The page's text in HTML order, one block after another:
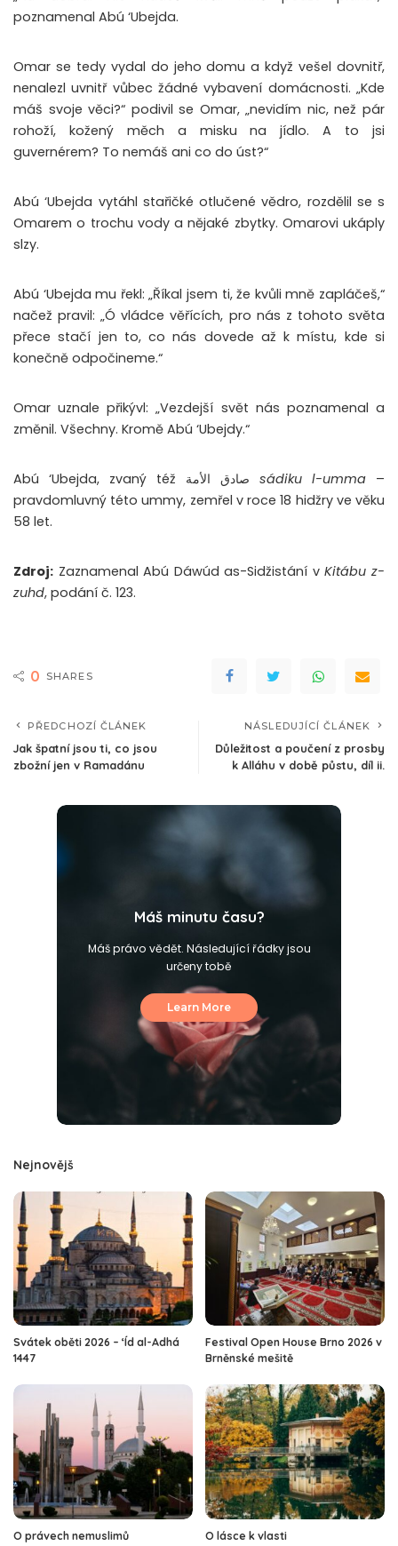
poznamenal Abú ‘Ubejda.
Omar se tedy vydal do jeho domu a když vešel dovnitř,
nenalezl uvnitř vůbec žádné vybavení domácnosti. „Kde
máš svoje věci?“ podivil se Omar, „nevidím nic, než pár
rohoží, kožený měch a misku na jídlo. A to jsi
guvernérem? To nemáš ani co do úst?“
Abú ‘Ubejda vytáhl stařičké otlučené vědro, rozdělil se s
Omarem o trochu vody a nějaké zbytky. Omarovi ukáply
slzy.
Abú ‘Ubejda mu řekl: „Říkal jsem ti, že kvůli mně zapláčeš,“
načež pravil: „Ó vládce věřících, pro nás z tohoto světa
přece stačí jen to, co nás dovede až k místu, kde si
konečně odpočineme.“
Omar uznale přikývl: „Vezdejší svět nás poznamenal a
změnil. Všechny. Kromě Abú ‘Ubejdy.“
sádiku l-umma –
pravdomluvný této ummy, zemřel v roce 18 hidžry ve věku
58 let.
Zdroj: Zaznamenal Abú Dáwúd as-Sidžistání vKitábu z-
zuhd, podání č. 123.
0 SHARES
PŘEDCHOZÍ ČLÁNEK
Jak špatní jsou ti, co jsou
zbožní jen v Ramadánu
NÁSLEDUJÍCÍ ČLÁNEK
Důležitost a poučení z prosby
k Alláhu v době půstu, díl ii.
Máš minutu času?
Máš právo vědět. Následující řádky jsou
určeny tobě
Learn More
Nejnovějš
Svátek oběti 2026 – ‘Íd al-Adhá
1447
Festival Open House Brno 2026 v
Brněnské mešitě
O právech nemuslimů O lásce k vlasti